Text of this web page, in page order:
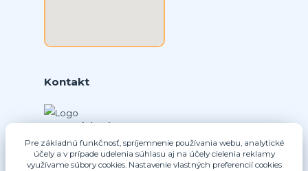
Kontakt
+421 902331936
(Po-Pia, 8-16 hod.)
Pre základnú funkčnosť, spríjemnenie používania webu, analytické
účely a v prípade udelenia súhlasu aj na účely cielenia reklamy
využívame súbory cookies. Nastavenie vlastných preferencií cookies